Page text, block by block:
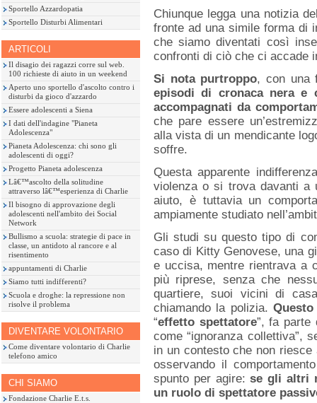
Sportello Azzardopatia
Sportello Disturbi Alimentari
ARTICOLI
Il disagio dei ragazzi corre sul web.
100 richieste di aiuto in un weekend
Aperto uno sportello d'ascolto contro i
disturbi da gioco d'azzardo
Essere adolescenti a Siena
I dati dell'indagine "Pianeta
Adolescenza"
Pianeta Adolescenza: chi sono gli
adolescenti di oggi?
Progetto Pianeta adolescenza
Lâ€™ascolto della solitudine
attraverso lâ€™esperienza di Charlie
Il bisogno di approvazione degli
adolescenti nell'ambito dei Social
Network
Bullismo a scuola: strategie di pace in
classe, un antidoto al rancore e al
risentimento
appuntamenti di Charlie
Siamo tutti indifferenti?
Scuola e droghe: la repressione non
risolve il problema
DIVENTARE VOLONTARIO
Come diventare volontario di Charlie
telefono amico
CHI SIAMO
Fondazione Charlie E.t.s.
Chiunque legga una notizia
fronte ad una simile forma di
che siamo diventati così
confronti di ciò che ci accade
Si nota purtroppo, con una
episodi di cronaca nera e
accompagnati da
che pare essere
alla vista di un mendicante
soffre.
Questa apparente
violenza o si trova davanti a
aiuto, è tuttavia un
ampiamente studiato
Gli studi su questo tipo di
caso di Kitty Genovese, una
e uccisa, mentre rientrava a
più riprese, senza che
quartiere, suoi vicini di
chiamando la polizia.
“effetto spettatore”, fa parte
come “ignoranza collettiva”,
in un contesto che non
osservando il
spunto per agire:se gli altri
un ruolo di spettatore